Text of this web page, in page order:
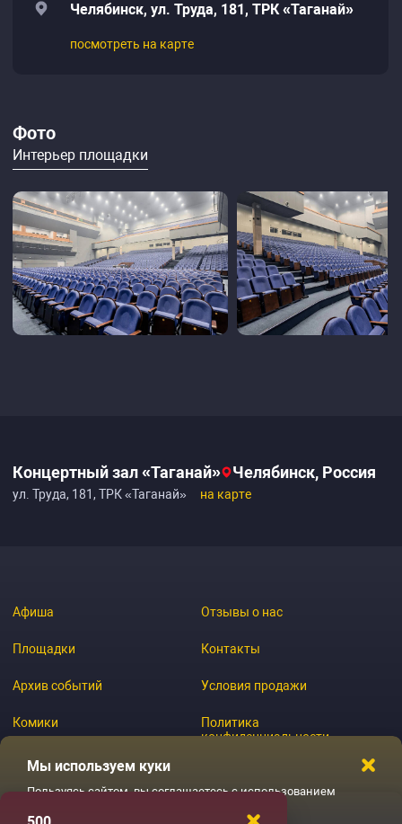
Челябинск, ул. Труда, 181, ТРК «Таганай»
посмотреть на карте
Фото
Интерьер площадки
Концертный зал «Таганай» Челябинск, Россия
ул. Труда, 181, ТРК «Таганай» на карте
Афиша
Площадки
Архив событий
Комики
Журнал
Отзывы о нас
Контакты
Условия продажи
Политика
конфиденциальности
Мы используем куки
Пользуясь сайтом, вы соглашаетесь с использованием